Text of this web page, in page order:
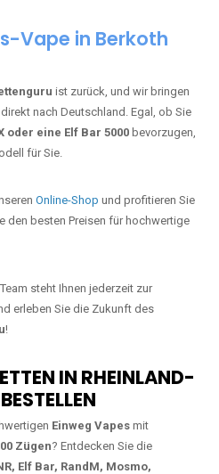
Vape in Berkoth
ist zurück, und wir bringen
nach Deutschland. Egal, ob Sie
oder eine Elf Bar 5000 bevorzugen,
für Sie.
Online-Shop und profitieren Sie
den besten Preisen für hochwertige
steht Ihnen jederzeit zur
erleben Sie die Zukunft des
!
IN RHEINLAND-
Einweg Vapesmit
Zügen? Entdecken Sie die
Elf Bar, RandM, Mosmo,